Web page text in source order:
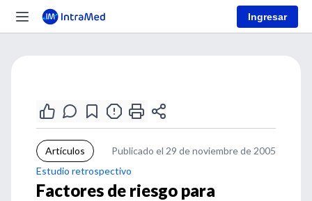
Ingresar
Artículos
Publicado el 29 de noviembre de 2005
Estudio retrospectivo
Factores de riesgo para